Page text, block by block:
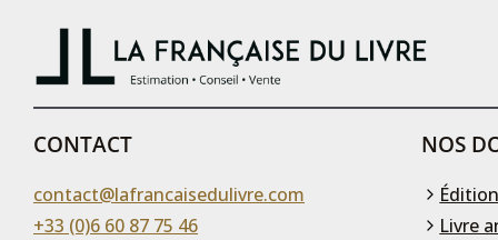
CONTACT
contact@lafrancaisedulivre.com
+33 (0)6 60 87 75 46
NOS
Livre